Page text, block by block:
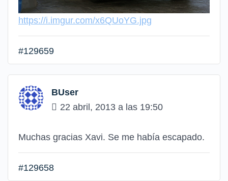
https://i.imgur.com/x6QUoYG.jpg
#129659
BUser
22 abril, 2013 a las 19:50
Muchas gracias Xavi. Se me había escapado.
#129658